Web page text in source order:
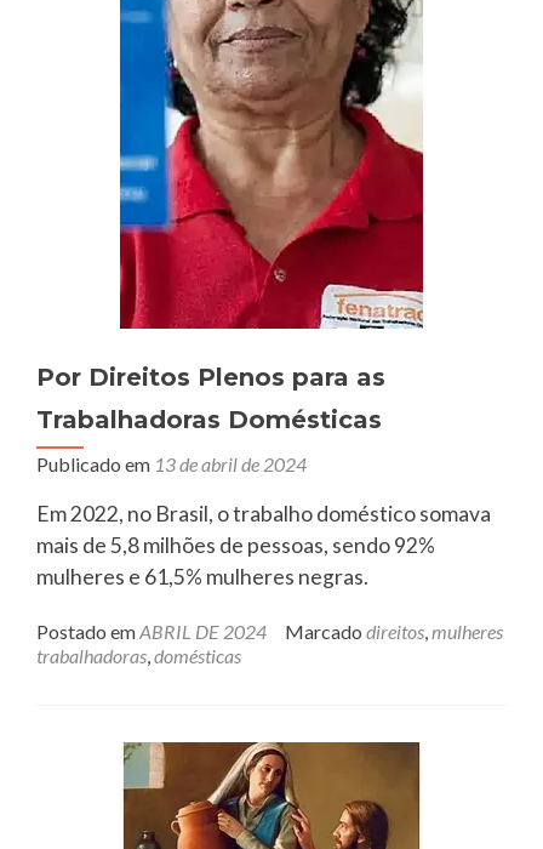
Por Direitos Plenos para as
Trabalhadoras Domésticas
Publicado em 13 de abril de 2024
Em 2022, no Brasil, o trabalho doméstico somava
mais de 5,8 milhões de pessoas, sendo 92%
mulheres e 61,5% mulheres negras.
Postado emABRIL DE 2024 Marcado direitos,mulheres
trabalhadoras,domésticas